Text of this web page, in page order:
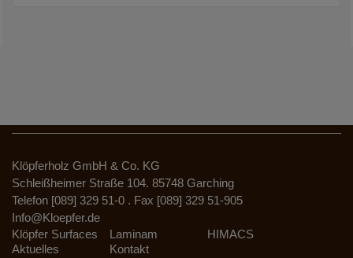
Klöpferholz GmbH & Co. KG
Schleißheimer Straße 104. 85748 Garching
Telefon [089] 329 51-0 . Fax [089] 329 51-905
Info@Kloepfer.de
Klöpfer Surfaces
Laminam
HIMACS
Aktuelles
Kontakt